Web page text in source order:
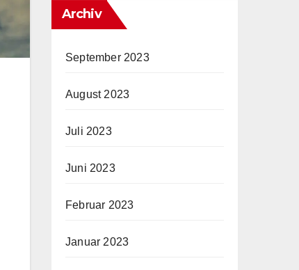
Archiv
September 2023
August 2023
Juli 2023
Juni 2023
Februar 2023
Januar 2023